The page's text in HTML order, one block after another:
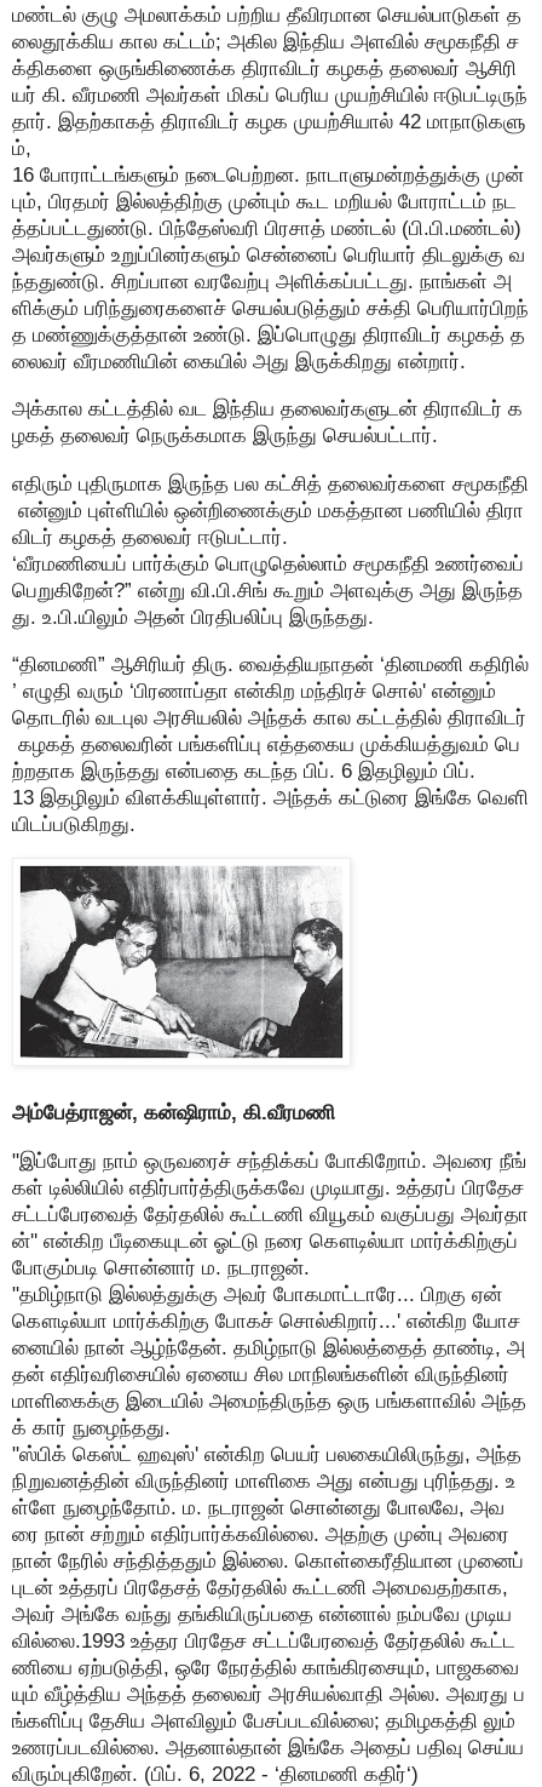
மண்டல் குழு அமலாக்கம் பற்றிய தீவிரமான செயல்பாடுகள் த
லைதூக்கிய கால கட்டம்; அகில இந்திய அளவில் சமூகநீதி ச
க்திகளை ஒருங்கிணைக்க திராவிடர் கழகத் தலைவர் ஆசிரி
யர் கி. வீரமணி அவர்கள் மிகப் பெரிய முயற்சியில் ஈடுபட்டிருந்
தார். இதற்காகத் திராவிடர் கழக முயற்சியால் 42 மாநாடுகளு
ம்,
16 போராட்டங்களும் நடைபெற்றன. நாடாளுமன்றத்துக்கு முன்
பும், பிரதமர் இல்லத்திற்கு முன்பும் கூட மறியல் போராட்டம் நட
த்தப்பட்டதுண்டு. பிந்தேஸ்வரி பிரசாத் மண்டல் (பி.பி.மண்டல்)
அவர்களும் உறுப்பினர்களும் சென்னைப் பெரியார் திடலுக்கு வ
ந்ததுண்டு. சிறப்பான வரவேற்பு அளிக்கப்பட்டது. நாங்கள் அ
ளிக்கும் பரிந்துரைகளைச் செயல்படுத்தும் சக்தி பெரியார்பிறந்
த மண்ணுக்குத்தான் உண்டு. இப்பொழுது திராவிடர் கழகத் த
லைவர் வீரமணியின் கையில் அது இருக்கிறது என்றார்.
அக்கால கட்டத்தில் வட இந்திய தலைவர்களுடன் திராவிடர் க
ழகத் தலைவர் நெருக்கமாக இருந்து செயல்பட்டார்.
எதிரும் புதிருமாக இருந்த பல கட்சித் தலைவர்களை சமூகநீதி
என்னும் புள்ளியில் ஒன்றிணைக்கும் மகத்தான பணியில் திரா
விடர் கழகத் தலைவர் ஈடுபட்டார்.
‘வீரமணியைப் பார்க்கும் பொழுதெல்லாம் சமூகநீதி உணர்வைப்
பெறுகிறேன்?” என்று வி.பி.சிங் கூறும் அளவுக்கு அது இருந்த
து. உ.பி.யிலும் அதன் பிரதிபலிப்பு இருந்தது.
“தினமணி” ஆசிரியர் திரு. வைத்தியநாதன் ‘தினமணி கதிரில்
’ எழுதி வரும் ‘பிரணாப்தா என்கிற மந்திரச் சொல்' என்னும்
தொடரில் வடபுல அரசியலில் அந்தக் கால கட்டத்தில் திராவிடர்
கழகத் தலைவரின் பங்களிப்பு எத்தகைய முக்கியத்துவம் பெ
ற்றதாக இருந்தது என்பதை கடந்த பிப். 6 இதழிலும் பிப்.
13 இதழிலும் விளக்கியுள்ளார். அந்தக் கட்டுரை இங்கே வெளி
யிடப்படுகிறது.
அம்பேத்ராஜன், கன்ஷிராம், கி.வீரமணி
"இப்போது நாம் ஒருவரைச் சந்திக்கப் போகிறோம். அவரை நீங்
கள் டில்லியில் எதிர்பார்த்திருக்கவே முடியாது. உத்தரப் பிரதேச
சட்டப்பேரவைத் தேர்தலில் கூட்டணி வியூகம் வகுப்பது அவர்தா
ன்'' என்கிற பீடிகையுடன் ஓட்டு நரை கௌடில்யா மார்க்கிற்குப்
போகும்படி சொன்னார் ம. நடராஜன்.
"தமிழ்நாடு இல்லத்துக்கு அவர் போகமாட்டாரே... பிறகு ஏன்
கௌடில்யா மார்க்கிற்கு போகச் சொல்கிறார்...' என்கிற யோச
னையில் நான் ஆழ்ந்தேன். தமிழ்நாடு இல்லத்தைத் தாண்டி, அ
தன் எதிர்வரிசையில் ஏனைய சில மாநிலங்களின் விருந்தினர்
மாளிகைக்கு இடையில் அமைந்திருந்த ஒரு பங்களாவில் அந்த
க் கார் நுழைந்தது.
"ஸ்பிக் கெஸ்ட் ஹவுஸ்' என்கிற பெயர் பலகையிலிருந்து, அந்த
நிறுவனத்தின் விருந்தினர் மாளிகை அது என்பது புரிந்தது. உ
ள்ளே நுழைந்தோம். ம. நடராஜன் சொன்னது போலவே, அவ
ரை நான் சற்றும் எதிர்பார்க்கவில்லை. அதற்கு முன்பு அவரை
நான் நேரில் சந்தித்ததும் இல்லை. கொள்கைரீதியான முனைப்
புடன் உத்தரப் பிரதேசத் தேர்தலில் கூட்டணி அமைவதற்காக,
அவர் அங்கே வந்து தங்கியிருப்பதை என்னால் நம்பவே முடிய
வில்லை.1993 உத்தர பிரதேச சட்டப்பேரவைத் தேர்தலில் கூட்ட
ணியை ஏற்படுத்தி, ஒரே நேரத்தில் காங்கிரசையும், பாஜகவை
யும் வீழ்த்திய அந்தத் தலைவர் அரசியல்வாதி அல்ல. அவரது ப
ங்களிப்பு தேசிய அளவிலும் பேசப்படவில்லை; தமிழகத்தி லும்
உணரப்படவில்லை. அதனால்தான் இங்கே அதைப் பதிவு செய்ய
விரும்புகிறேன். (பிப். 6, 2022 - ‘தினமணி கதிர்‘)